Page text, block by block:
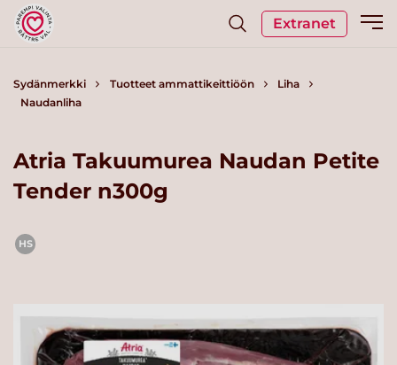
Extranet
Sydänmerkki Tuotteet ammattikeittiöön
Liha
Naudanliha
Atria Takuumurea Naudan Petite
Tender n300g
HS